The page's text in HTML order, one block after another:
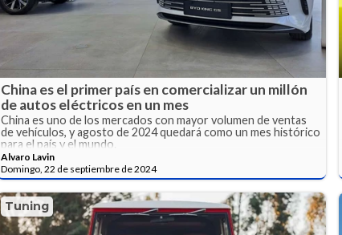
China es el primer país en comercializar un millón
de autos eléctricos en un mes
China es uno de los mercados con mayor volumen de ventas
de vehículos, y agosto de 2024 quedará como un mes histórico
para el país y el mundo.
Alvaro Lavin
Domingo, 22 de septiembre de 2024
Tuning